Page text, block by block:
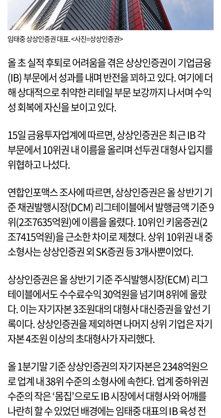
임태중 상상인증권 대표. <사진=상상인증권>
올 초 실적 후퇴로 어려움을 겪은 상상인증권이 기업금융
(IB) 부문에서 성과를 내며 반전을 꾀하고 있다. 여기에 더
해 상대적으로 취약한 리테일 부문 보강까지 나서며 수익
성 회복에 자신을 보이고 있다.
15일 금융투자업계에 따르면, 상상인증권은 최근 IB 각
부문에서 10위권 내 이름을 올리며 선두권 대형사 입지를
위협하고 나섰다.
연합인포맥스 조사에 따르면, 상상인증권은 올 상반기 기
준 채권발행시장(DCM) 리그테이블에서 발행금액 기준 9
위(2조7635억원)에 이름을 올렸다. 10위인 키움증권(2
조7415억원)을 근소한 차이로 제쳤다. 상위 10위권 내 중
소형사는 상상인증권 외 SK증권 등 3개사뿐이었다.
상상인증권은 올 상반기 기준 주식발행시장(ECM) 리그
테이블에서도 수수료수익 30억원을 넘기며 8위에 올랐
다. 이는 자기자본 3조원대의 대형사 대신증권을 앞선 기
록이다. 상상인증권을 제외하면 나머지 상위 기업은 자기
자본 4조원 이상의 초대형사가 자리했다.
올 1분기말 기준 상상인증권의 자기자본은 2348억원으
로 업계 내 38위 수준의 소형사에 속한다. 업계 중하위권
수준의 작은 ‘몸집’으로도 IB 시장에서 대형사와 어깨를
나란히 할 수 있었던 배경에는 임태중 대표의 IB 육성 전